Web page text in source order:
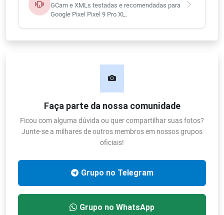
GCam e XMLs testadas e recomendadas para
Google Pixel Pixel 9 Pro XL.
Faça parte da nossa comunidade
Ficou com alguma dúvida ou quer compartilhar suas fotos?
Junte-se a milhares de outros membros em nossos grupos
oficiais!
Grupo no Telegram
Grupo no WhatsApp